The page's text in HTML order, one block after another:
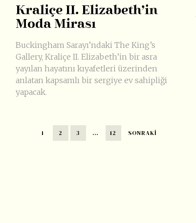
Kraliçe II. Elizabeth’in
Moda Mirası
Buckingham Sarayı’ndaki The King’s
Gallery, Kraliçe II. Elizabeth’in bir asra
yayılan hayatını kıyafetleri üzerinden
anlatan kapsamlı bir sergiye ev sahipliği
yapacak.
1 2 3 … 12 SONRAKI